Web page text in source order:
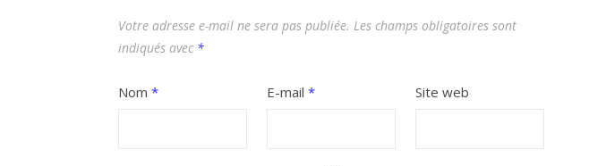
Votre adresse e-mail ne sera pas publiée. Les champs obligatoires sont
indiqués avec *
Nom * E-mail * Site web